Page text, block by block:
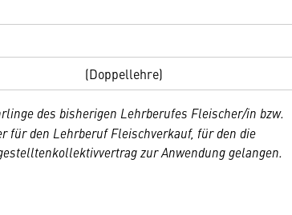
(Doppellehre)
des bisherigen Lehrberufes Fleischer/in bzw.
für den Lehrberuf Fleischverkauf, für den die
zur Anwendung gelangen.